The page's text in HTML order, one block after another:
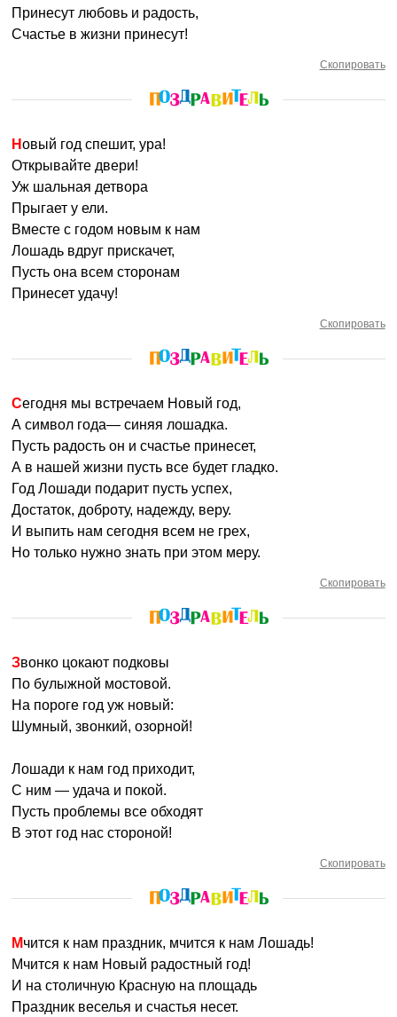
Принесут любовь и радость,
Счастье в жизни принесут!
Скопировать
Новый год спешит, ура!
Открывайте двери!
Уж шальная детвора
Прыгает у ели.
Вместе с годом новым к нам
Лошадь вдруг прискачет,
Пусть она всем сторонам
Принесет удачу!
Скопировать
Сегодня мы встречаем Новый год,
А символ года— синяя лошадка.
Пусть радость он и счастье принесет,
А в нашей жизни пусть все будет гладко.
Год Лошади подарит пусть успех,
Достаток, доброту, надежду, веру.
И выпить нам сегодня всем не грех,
Но только нужно знать при этом меру.
Скопировать
Звонко цокают подковы
По булыжной мостовой.
На пороге год уж новый:
Шумный, звонкий, озорной!
Лошади к нам год приходит,
С ним — удача и покой.
Пусть проблемы все обходят
В этот год нас стороной!
Скопировать
Мчится к нам праздник, мчится к нам Лошадь!
Мчится к нам Новый радостный год!
И на столичную Красную на площадь
Праздник веселья и счастья несет.